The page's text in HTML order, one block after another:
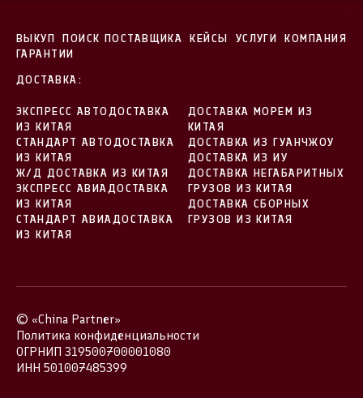
ДОСТАВКА:
ЭКСПРЕСС АВТОДОСТАВКА
ИЗ КИТАЯ
СТАНДАРТ АВТОДОСТАВКА
ИЗ КИТАЯ
Ж/Д ДОСТАВКА ИЗ КИТАЯ
ЭКСПРЕСС АВИАДОСТАВКА
ИЗ КИТАЯ
СТАНДАРТ АВИАДОСТАВКА
ИЗ КИТАЯ
ДОСТАВКА МОРЕМ ИЗ
КИТАЯ
ДОСТАВКА ИЗ ГУАНЧЖОУ
ДОСТАВКА ИЗ ИУ
ДОСТАВКА НЕГАБАРИТНЫХ
ГРУЗОВ ИЗ КИТАЯ
ДОСТАВКА СБОРНЫХ
ГРУЗОВ ИЗ КИТАЯ
ВЫКУП ПОИСК ПОСТАВЩИКА КЕЙСЫ УСЛУГИ
КОМПАНИЯ
ГАРАНТИИ
© «China Partner»
Политика конфиденциальности
ОГРНИП 319500700001080
ИНН 501007485399